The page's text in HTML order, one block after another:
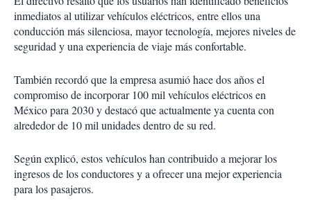
inmediatos al utilizar vehículos eléctricos, entre ellos una
conducción más silenciosa, mayor tecnología, mejores niveles de
seguridad y una experiencia de viaje más confortable.
También recordó que la empresa asumió hace dos años el
compromiso de incorporar 100 mil vehículos eléctricos en
México para 2030 y destacó que actualmente ya cuenta con
alrededor de 10 mil unidades dentro de su red.
Según explicó, estos vehículos han contribuido a mejorar los
ingresos de los conductores y a ofrecer una mejor experiencia
para los pasajeros.